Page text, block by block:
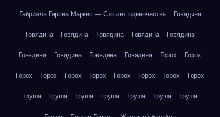
Габриэль Гарсиа Маркес — Сто лет одиночества Говядина
Говядина Говядина Говядина Говядина Говядина
Говядина Говядина Говядина Говядина Горох Горох
Горох Горох Горох Горох Горох Горох Горох Горох
Груша Груша Груша Груша Груша Груша Груша